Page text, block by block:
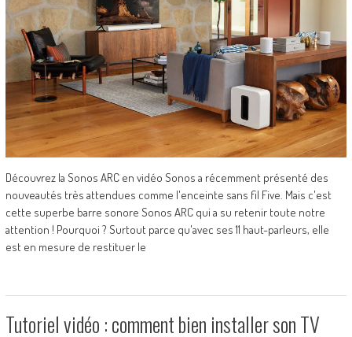
Découvrez la Sonos ARC en vidéo Sonos a récemment présenté des
nouveautés très attendues comme l'enceinte sans fil Five. Mais c'est
cette superbe barre sonore Sonos ARC qui a su retenir toute notre
attention ! Pourquoi ? Surtout parce qu'avec ses 11 haut-parleurs, elle
est en mesure de restituer le
Tutoriel vidéo : comment bien installer son TV